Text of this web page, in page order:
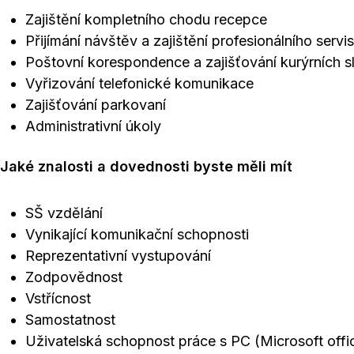
Zajištění kompletního chodu recepce
Přijímání návštěv a zajištění profesionálního
Poštovní korespondence a zajišťování kurýrních
Vyřizování telefonické komunikace
Zajišťování parkovaní
Administrativní úkoly
Jaké znalosti a dovednosti byste měli mít
SŠ vzdělání
Vynikající komunikační schopnosti
Reprezentativní vystupování
Zodpovědnost
Vstřícnost
Samostatnost
Uživatelská schopnost práce s PC (Microsoft